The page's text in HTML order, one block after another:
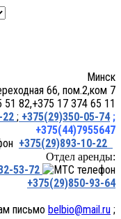
66, пом.2,ком 7
82,+375 17 374 65 11
22 ; +375(29)350-05-74 ;
+375(44)7955647
+375(29)893-10-22
Отдел аренды:
53-72
+375(29)850-93-64
belbio@mail.ru ;